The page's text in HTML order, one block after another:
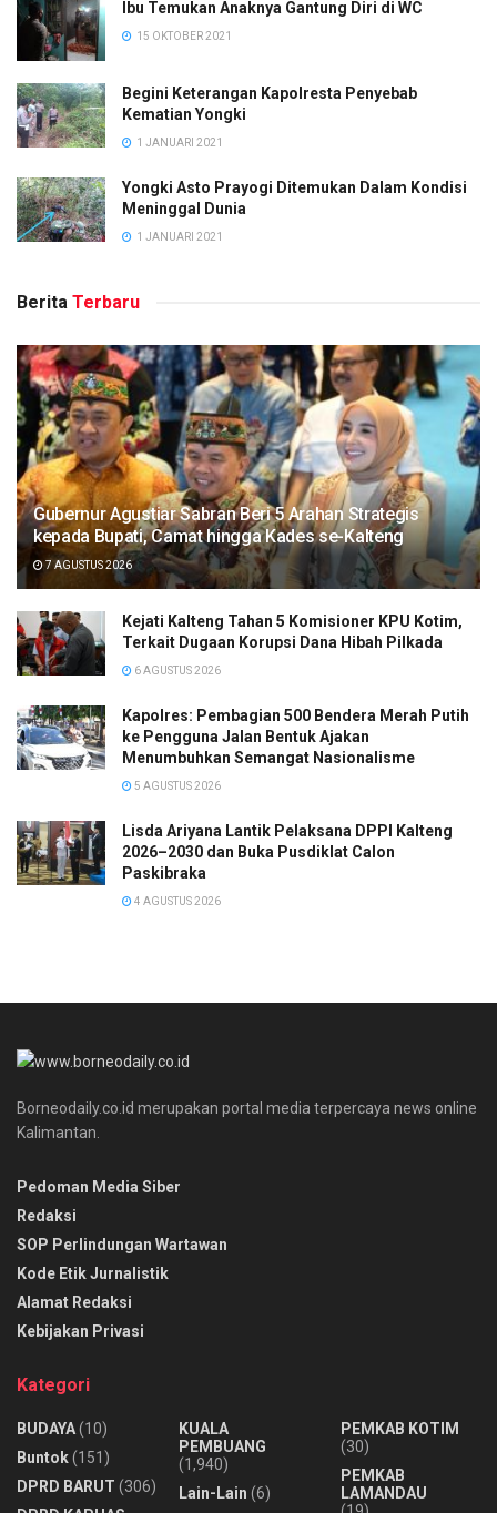
Ibu Temukan Anaknya Gantung Diri di WC
15 OKTOBER 2021
Begini Keterangan Kapolresta Penyebab
Kematian Yongki
1 JANUARI 2021
Yongki Asto Prayogi Ditemukan Dalam Kondisi
Meninggal Dunia
1 JANUARI 2021
Berita Terbaru
Gubernur Agustiar Sabran Beri 5 Arahan Strategis
kepada Bupati, Camat hingga Kades se-Kalteng
7 AGUSTUS 2026
Kejati Kalteng Tahan 5 Komisioner KPU Kotim,
Terkait Dugaan Korupsi Dana Hibah Pilkada
6 AGUSTUS 2026
Kapolres: Pembagian 500 Bendera Merah Putih
ke Pengguna Jalan Bentuk Ajakan
Menumbuhkan Semangat Nasionalisme
5 AGUSTUS 2026
Lisda Ariyana Lantik Pelaksana DPPI Kalteng
2026–2030 dan Buka Pusdiklat Calon
Paskibraka
4 AGUSTUS 2026
Borneodaily.co.id merupakan portal media terpercaya news online
Kalimantan.
Pedoman Media Siber
Redaksi
SOP Perlindungan Wartawan
Kode Etik Jurnalistik
Alamat Redaksi
Kebijakan Privasi
Kategori
BUDAYA(10)
Buntok(151)
DPRD BARUT (306)
KUALA
PEMBUANG
(1,940)
Lain-Lain (6)
PEMKAB KOTIM
(30)
PEMKAB
LAMANDAU